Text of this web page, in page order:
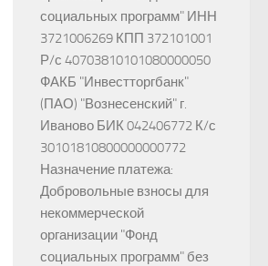
социальных программ" ИНН
3721006269 КПП 372101001
Р/с 40703810101080000050
ФАКБ "Инвестторгбанк"
(ПАО) "Вознесенский" г.
Иваново БИК 042406772 К/с
30101810800000000772
Назначение платежа:
Добровольные взносы для
некоммерческой
организации "Фонд
социальных программ" без